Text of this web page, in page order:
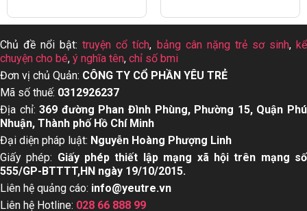
Chủ đề nổi bật:truyện cổ tích, bảng cân nặng trẻ sơ sinh,kể
chuyện cho bé, ý nghĩa tên, chỉ số bmi
Đơn vị chủ Quản: CÔNG TY CỔ PHẦN YÊU TRẺ
Mã số thuế: 0312926237
Địa chỉ:369 đường Phan Đình Phùng, Phường 15, Quận Phú
Nhuận, Thành phố Hồ Chí Minh
Đại diện pháp luật: Nguyễn Hoàng Phượng Linh
Giấy phép: Giấy phép thiết lập mạng xã hội trên mạng số
555/GP-BTTTT,HN ngày 19/10/2015.
Liên hệ quảng cáo: info@yeutre.vn
Liên hệ Hotline: 028 66 888 99